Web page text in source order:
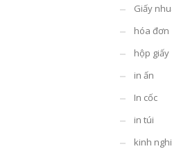
Giấy
hóa đơn
hộp giấy
in ấn
In cốc
in túi
kinh